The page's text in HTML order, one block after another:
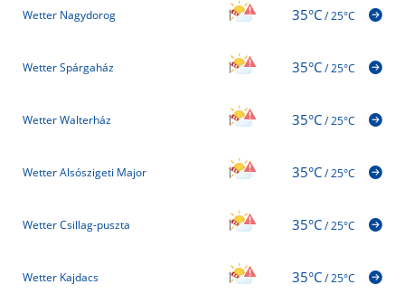
Wetter Nagydorog 35°C/25°C
Wetter Spárgaház 35°C/25°C
Wetter Walterház 35°C/25°C
Wetter Alsószigeti Major 35°C/25°C
Wetter Csillag-puszta 35°C/25°C
Wetter Kajdacs 35°C/25°C